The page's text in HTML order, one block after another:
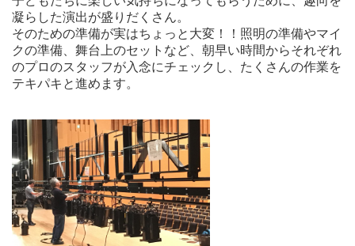
凝らした演出が盛りだくさん。
そのための準備が実はちょっと大変！！照明の準備やマイ
クの準備、舞台上のセットなど、朝早い時間からそれぞれ
のプロのスタッフが入念にチェックし、たくさんの作業を
テキパキと進めます。